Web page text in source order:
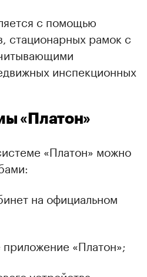
с помощью
стационарных рамок с
инспекционных
«Платон»
«Платон» можно
на официальном
«Платон»;